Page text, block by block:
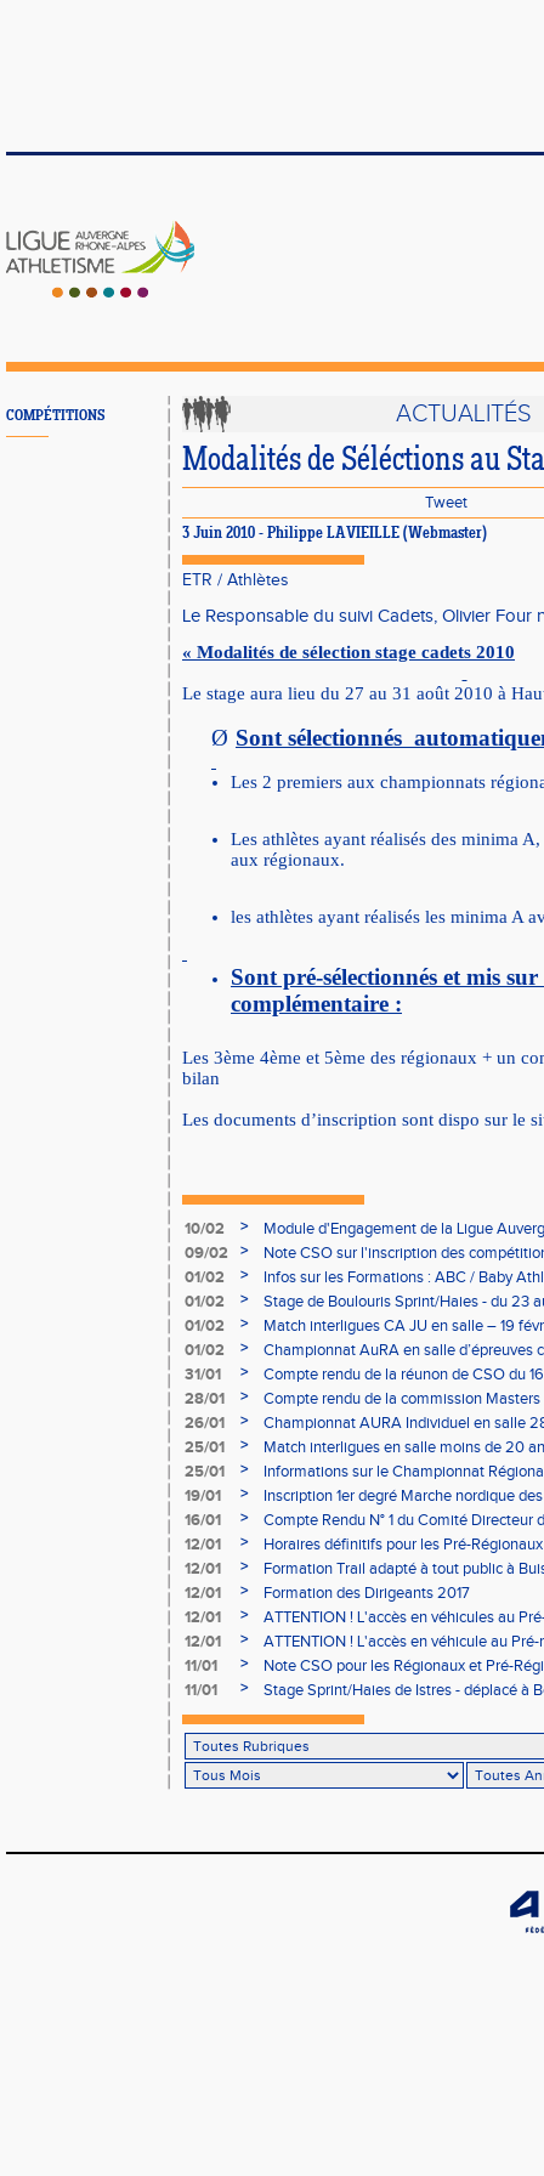
COMPÉTITIONS ACTUALITÉS
Modalités de Séléctions au
Tweet
3 Juin 2010 - Philippe LAVIEILLE (Webmaster)
ETR / Athlètes
Le Responsable du suivi Cadets, Olivier Four
« Modalités de sélection stage cadets 2010
Le stage aura lieu du 27 au 31 août 2010 à
Ø Sont sélectionnés
Les 2 premiers aux championnats
Les athlètes ayant réalisés des minima
aux régionaux.
les athlètes ayant réalisés les minima A
Sont pré-sélectionnés et mis
complémentaire :
Les 3ème 4ème et 5ème des régionaux + un
bilan
Les documents d’inscription sont dispo sur le
10/02 >
Module d'Engagement de la Ligue
09/02
>
Note CSO sur l'inscription des
01/02
>
Infos sur les Formations : ABC / Baby
01/02
>
Stage de Boulouris Sprint/Haies - du 23
01/02
>
Match interligues CA JU en salle – 19
01/02
>
Championnat AuRA en salle d’épreuves
- le 12 février
31/01 >
Compte rendu de la réunon de CSO du
28/01
>
Compte rendu de la commission
à Bourgoin
26/01 >
Championnat AURA Individuel en salle
25/01
>
Match interligues en salle moins de 20
25/01
>
Informations sur le Championnat
05/02
19/01 >
Inscription 1er degré Marche nordique
03/02 (sous condition)
16/01 >
Compte Rendu N° 1 du Comité Directeur
12/01
>
Horaires définitifs pour les Pré-
Aubière
12/01 >
Formation Trail adapté à tout public à
12/01
>
Formation des Dirigeants 2017
12/01
>
ATTENTION ! L'accès en véhicules au
Bains sera réglementé
12/01 >
ATTENTION ! L'accès en véhicule au
Bains sera réglementé
11/01 >
Note CSO pour les Régionaux et Pré-
11/01
> Stage Sprint/Haies de Istres - déplacé à